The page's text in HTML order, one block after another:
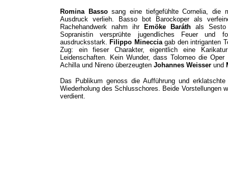
Romina Bassosang eine tiefgefühlte Cornelia, die
Ausdruck verlieh. Basso bot Barockoper als
Rachehandwerk nahm ihr
Emöke Baráth als Sesto
Sopranistin versprühte jugendliches Feuer und
ausdrucksstark. Filippo Minecciagab den intriganten
Zug: ein fieser Charakter, eigentlich eine
Leidenschaften. Kein Wunder, dass Tolomeo die
Achilla und Nireno überzeugten Johannes Weisser und
Das Publikum genoss die Aufführung und
Wiederholung des Schlusschores. Beide Vorstellungen
verdient.